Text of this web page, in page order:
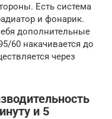
Есть система
и фонарик.
дополнительные
60 накачивается до
через
и 5